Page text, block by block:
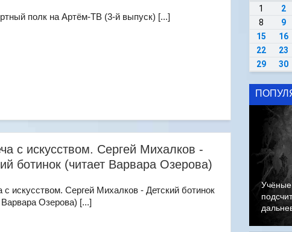
полк на Артём-ТВ (3-й выпуск) [...]
с искусством. Сергей Михалков -
ботинок (читает Варвара Озерова)
с искусством. Сергей Михалков - Детский ботинок
Варвара Озерова) [...]
1
2
8
9
15
16
22
23
29
30
Учёные